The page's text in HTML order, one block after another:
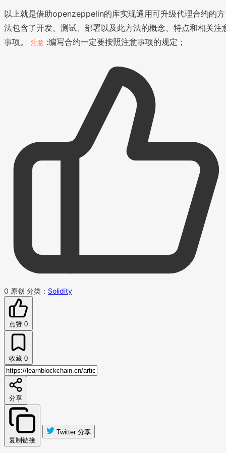
以上就是借助openzeppelin的库实现通用可升级代理合约的方
法包含了开发、测试、部署以及此方法的概念、特点和相关注
事项。
注意 :编写合约一定要按照注意事项的规定；
0 原创 分类： Solidity
点赞 0
收藏 0
分享
复制链接
Twitter 分享